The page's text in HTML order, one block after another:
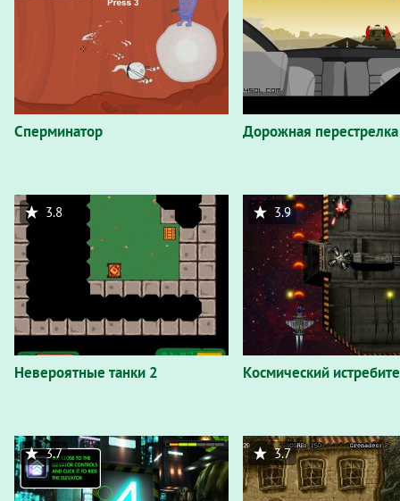
Сперминатор Дорожная перестрелка
Невероятные танки 2
3.8
Космический
3.9
3.7 3.7